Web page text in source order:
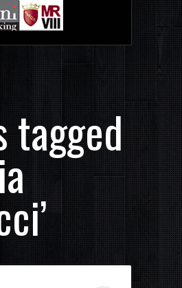
tagged